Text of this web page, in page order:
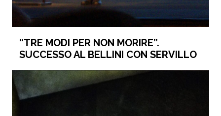
“TRE MODI PER NON MORIRE”.
SUCCESSO AL BELLINI CON SERVILLO